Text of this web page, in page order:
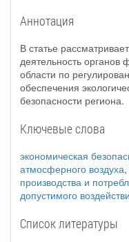
Аннотация
В статье
деятельность
области по
обеспечения
безопасности региона.
Ключевые слова
экономическая
атмосферного воздуха,
производства и
допустимого
Список литературы